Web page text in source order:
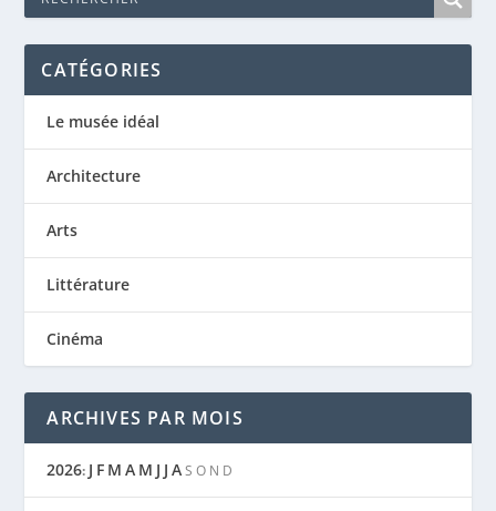
CATÉGORIES
Le musée idéal
Architecture
Arts
Littérature
Cinéma
ARCHIVES PAR MOIS
2026: J F M A M J J A S O N D